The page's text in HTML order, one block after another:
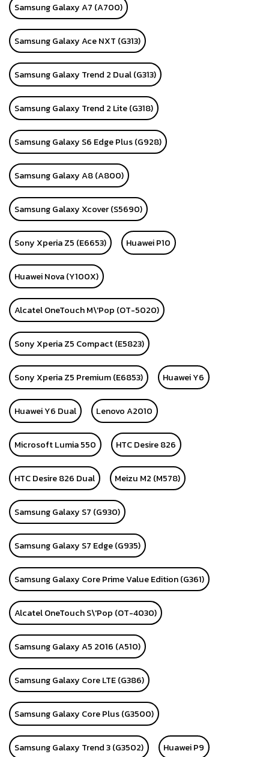
Samsung Galaxy A7 (A700)
Samsung Galaxy Ace NXT (G313)
Samsung Galaxy Trend 2 Dual (G313)
Samsung Galaxy Trend 2 Lite (G318)
Samsung Galaxy S6 Edge Plus (G928)
Samsung Galaxy A8 (A800)
Samsung Galaxy Xcover (S5690)
Sony Xperia Z5 (E6653) Huawei P10
Huawei Nova (Y100X)
Alcatel OneTouch M\'Pop (OT-5020)
Sony Xperia Z5 Compact (E5823)
Sony Xperia Z5 Premium (E6853) Huawei Y6
Huawei Y6 Dual Lenovo A2010
Microsoft Lumia 550 HTC Desire 826
HTC Desire 826 Dual Meizu M2 (M578)
Samsung Galaxy S7 (G930)
Samsung Galaxy S7 Edge (G935)
Samsung Galaxy Core Prime Value Edition (G361)
Alcatel OneTouch S\'Pop (OT-4030)
Samsung Galaxy A5 2016 (A510)
Samsung Galaxy Core LTE (G386)
Samsung Galaxy Core Plus (G3500)
Samsung Galaxy Trend 3 (G3502) Huawei P9